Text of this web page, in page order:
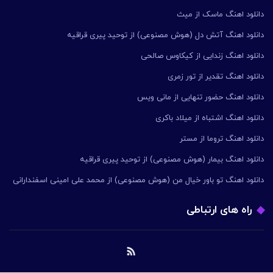
دانلود اهنگ ماسک از میث
دانلود اهنگ آتش دل (هوش مصنوعی) از توحید پیری قراقیه
دانلود اهنگ زندایی از کیکاوس صالحی
دانلود اهنگ تقدیر از تور زمری
دانلود اهنگ حضور تنهایی از مانی ویس
دانلود اهنگ اشتباه از میلاد باکری
دانلود اهنگ تروما از مستر
دانلود اهنگ بیمار (هوش مصنوعی) از توحید پیری قراقیه
دانلود اهنگ تو باور خیال من (هوش مصنوعی) از محمد علی امینی اسفندارانی
راه های ارتباطی